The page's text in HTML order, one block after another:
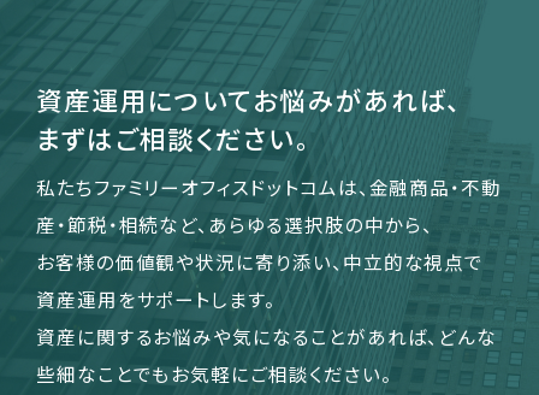
資産運用についてお悩みがあれば、
まずはご相談ください。
私たちファミリーオフィスドットコムは、金融商品・不動
産・節税・相続など、あらゆる選択肢の中から、
お客様の価値観や状況に寄り添い、中立的な視点で
資産運用をサポートします。
資産に関するお悩みや気になることがあれば、どんな
些細なことでもお気軽にご相談ください。